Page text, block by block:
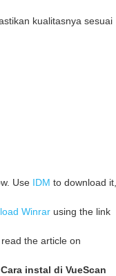
kualitasnya sesuai
Use IDM to download it,
Winrar using the link
the article on
Cara instal di VueScan